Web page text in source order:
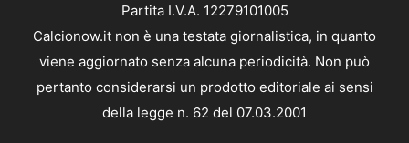
Partita I.V.A. 12279101005
Calcionow.it non è una testata giornalistica, in quanto
viene aggiornato senza alcuna periodicità. Non può
pertanto considerarsi un prodotto editoriale ai sensi
della legge n. 62 del 07.03.2001